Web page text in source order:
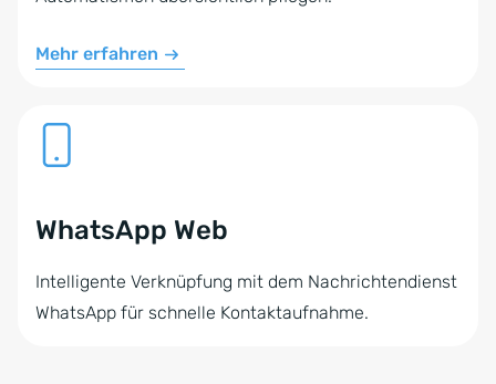
Mehr erfahren
WhatsApp Web
Intelligente Verknüpfung mit dem Nachrichtendienst
WhatsApp für schnelle Kontaktaufnahme.